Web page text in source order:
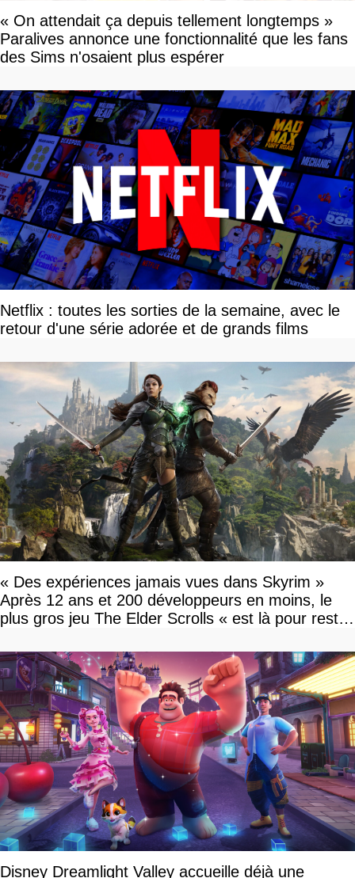
« On attendait ça depuis tellement longtemps »
Paralives annonce une fonctionnalité que les fans
des Sims n'osaient plus espérer
Netflix : toutes les sorties de la semaine, avec le
retour d'une série adorée et de grands films
« Des expériences jamais vues dans Skyrim »
Après 12 ans et 200 développeurs en moins, le
plus gros jeu The Elder Scrolls « est là pour rester
Disney Dreamlight Valley accueille déjà une